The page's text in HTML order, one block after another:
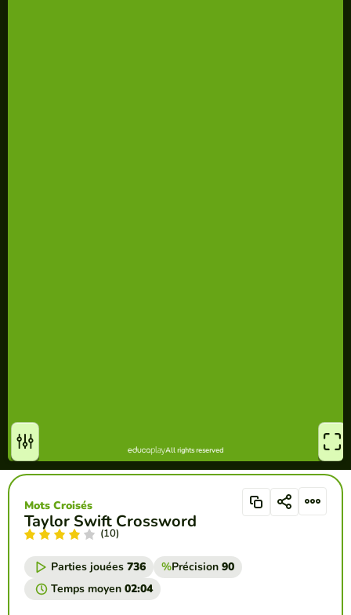
Taylor Swift Crossword
Mots Croisés
(10)
Parties jouées 736 %Précision 90
Temps moyen 02:04